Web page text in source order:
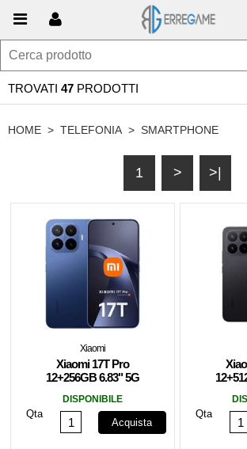
TROVATI 47 PRODOTTI
HOME > TELEFONIA > SMARTPHONE
1 > >|
Xiaomi
Xiaomi 17T Pro
12+256GB 6.83" 5G
DISPONIBILE
Qta
Acquista
Qta